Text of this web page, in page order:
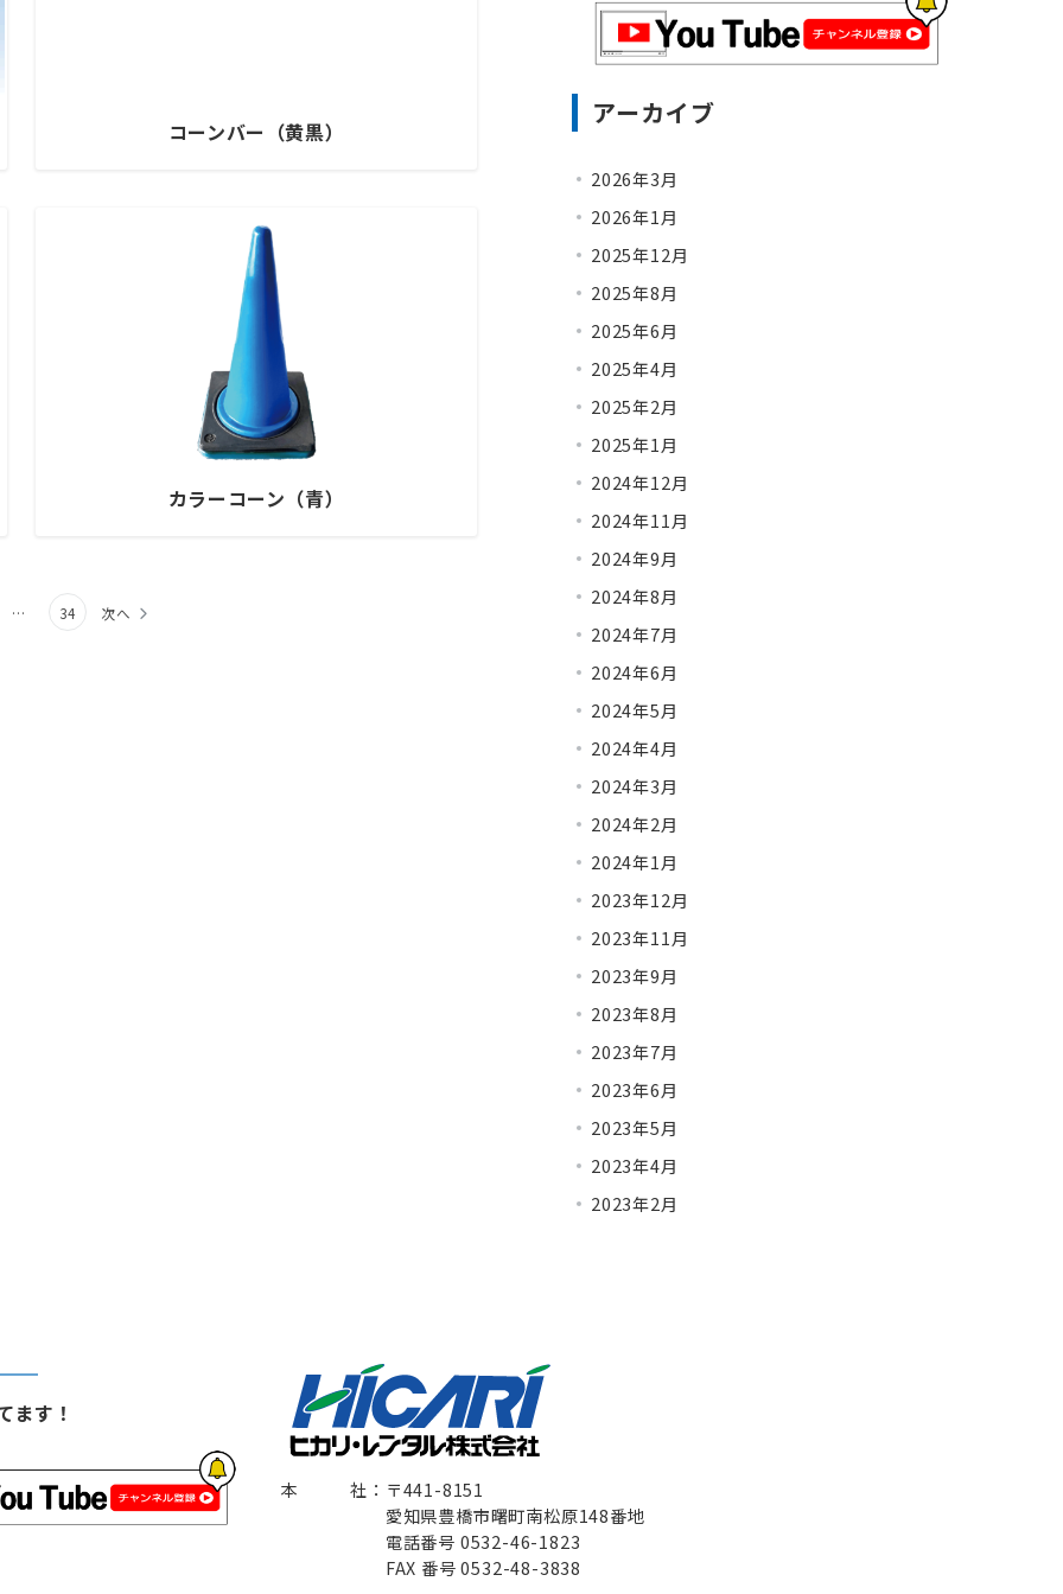
コーンバー（黄黒）
カラーコーン（青）
… 34 次へ
アーカイブ
2026年3月
2026年1月
2025年12月
2025年8月
2025年6月
2025年4月
2025年2月
2025年1月
2024年12月
2024年11月
2024年9月
2024年8月
2024年7月
2024年6月
2024年5月
2024年4月
2024年3月
2024年2月
2024年1月
2023年12月
2023年11月
2023年9月
2023年8月
2023年7月
2023年6月
2023年5月
2023年4月
2023年2月
す！
本 社：〒441-8151
愛知県豊橋市曙町南松原148番地
電話番号 0532-46-1823
FAX 番号 0532-48-3838